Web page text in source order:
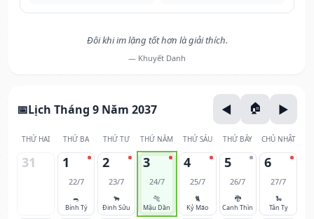
Đôi khi im lặng tốt hơn là giải thích.
— Khuyết Danh
Lịch Tháng 9 Năm 2037
THỨ HAI THỨ BA THỨ TƯ THỨ NĂM THỨ SÁU THỨ BẢY CHỦ NHẬT
31 1
22/7
🐀
Bính Tý
2
23/7
🐂
Đinh Sửu
3
24/7
🐅
Mậu Dần
4
25/7
🐈
Kỷ Mão
5
26/7
🐉
Canh Thìn
6
27/7
🐍
Tân Tỵ